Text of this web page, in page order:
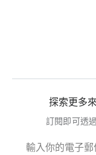
探索更多
訂閱即可透